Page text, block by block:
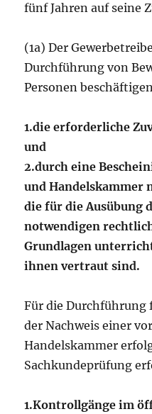
fünf Jahren auf seine
(1a) Der
Durchführung von
Personen
1.die erforderliche
und
2.durch eine
und Handelskammer
die für die Ausübung
notwendigen
Grundlagen
ihnen vertraut sind.
Für die
der Nachweis einer
Handelskammer
Sachkundeprüfung
1.Kontrollgänge im